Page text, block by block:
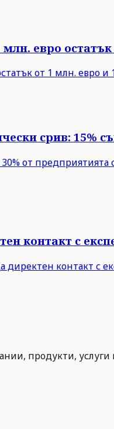
евро остатък
от 1 млн. евро и
срив: 15%
от
контакт с
контакт с
продукти, услуги